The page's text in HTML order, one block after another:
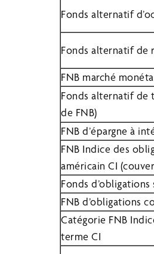
Fonds alternatif
Fonds alternatif de
FNB marché
Fonds alternatif de
de FNB)
FNB d’épargne à
FNB Indice des
américain CI
Fonds
FNB d’obligations
Catégorie FNB
terme CI